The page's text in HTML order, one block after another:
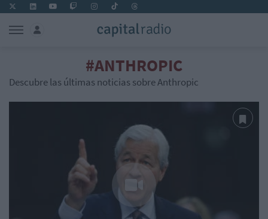
#ANTHROPIC
Descubre las últimas noticias sobre Anthropic